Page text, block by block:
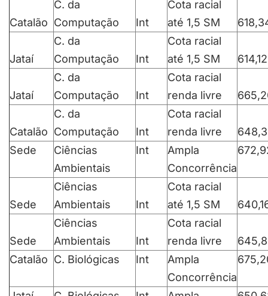
Catalão
C. da
Computação
Int
Cota racial
até 1,5 SM
Jataí
C. da
Computação
Int
Cota racial
até 1,5 SM
614,12
Jataí
C. da
Computação
Int
Cota racial
renda livre
Catalão
C. da
Computação
Int
Cota racial
renda livre
Sede
Ciências
Ambientais
Int
Ampla
Concorrência
Sede
Ciências
Ambientais
Int
Cota racial
até 1,5 SM
Sede
Ciências
Ambientais
Int
Cota racial
renda livre
Catalão C. Biológicas Int
Ampla
Concorrência